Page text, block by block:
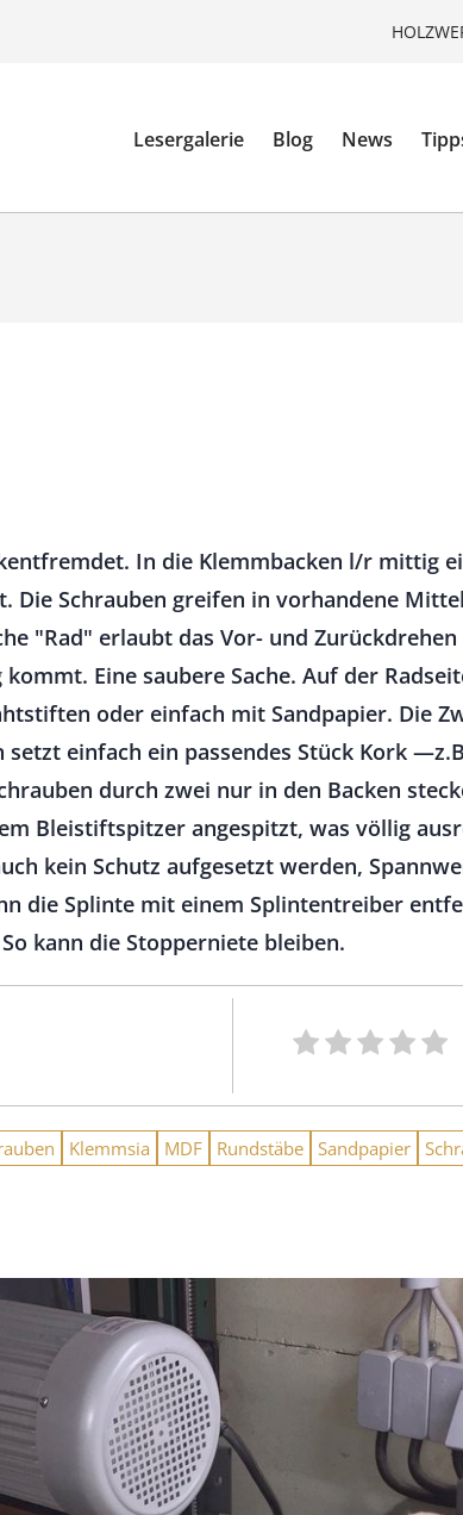
Lesergalerie Blog News
In die Klemmbacken l/r mittig
Die Schrauben greifen in vorhandene
"Rad" erlaubt das Vor- und
Eine saubere Sache. Auf der
oder einfach mit Sandpapier. Die
einfach ein passendes Stück Kork
durch zwei nur in den Backen
Bleistiftspitzer angespitzt, was völlig
kein Schutz aufgesetzt werden,
die Splinte mit einem Splintentreiber
kann die Stopperniete bleiben.
Klemmsia MDF Rundstäbe Sandpapier